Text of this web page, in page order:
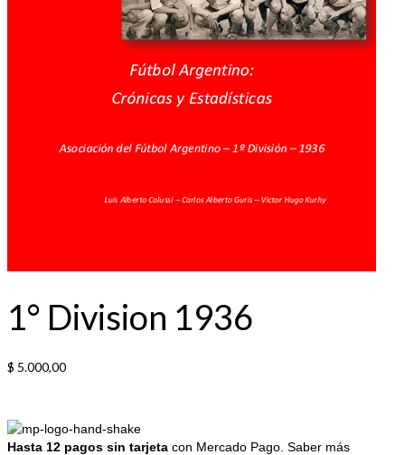
1° Division 1936
$ 5.000,00
Hasta 12 pagos sin tarjeta con Mercado Pago. Saber más